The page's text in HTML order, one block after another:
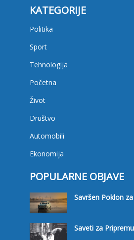
KATEGORIJE
Politika
Sport
Tehnologija
Početna
Život
Društvo
Automobili
Ekonomija
POPULARNE OBJAVE
Savršen Poklon
Saveti za